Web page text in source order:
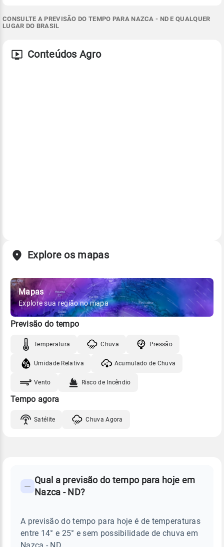
CONSULTE A PREVISÃO DO TEMPO PARA NAZCA - ND E QUALQUER
LUGAR DO BRASIL
Conteúdos Agro
Explore os mapas
Mapas
Explore sua região no mapa
Previsão do tempo
Temperatura Chuva Pressão
Umidade Relativa Acumulado de Chuva
Vento Risco de Incêndio
Tempo agora
Satélite Chuva Agora
PREVISÃO
TEMPO
Perguntas
sobre
chuva
Qual a previsão do tempo para hoje em
Nazca - ND?
A previsão do tempo para hoje é de temperaturas
entre 14° e 25° e sem possibilidade de chuva em